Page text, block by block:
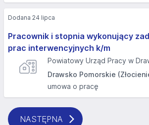
Pracownik i stopnia wykonujący
prac interwencyjnych k/m
Powiatowy Urząd Pracy w
Drawsko Pomorskie
umowa o pracę
Dodana 24 lipca
NASTĘPNA